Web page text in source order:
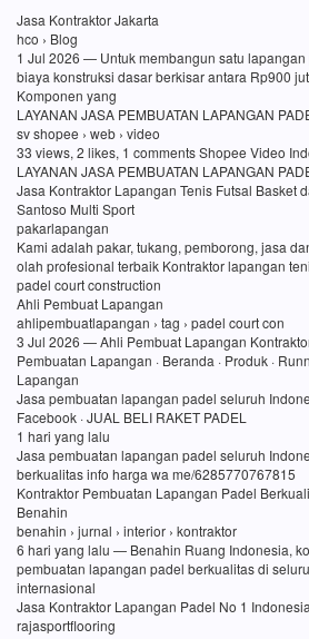
Jasa Kontraktor Jakarta
hco › Blog
1 Jul 2026 — Untuk membangun satu
biaya konstruksi dasar berkisar antara Rp900
Komponen yang
LAYANAN JASA PEMBUATAN LAPANGAN
sv shopee › web › video
33 views, 2 likes, 1 comments Shopee Video
LAYANAN JASA PEMBUATAN LAPANGAN
Jasa Kontraktor Lapangan Tenis Futsal Basket
Santoso Multi Sport
pakarlapangan
Kami adalah pakar, tukang, pemborong, jasa
olah profesional terbaik Kontraktor lapangan
padel court construction
Ahli Pembuat Lapangan
ahlipembuatlapangan › tag › padel court con
3 Jul 2026 — Ahli Pembuat Lapangan
Pembuatan Lapangan · Beranda · Produk ·
Lapangan
Jasa pembuatan lapangan padel seluruh
Facebook · JUAL BELI RAKET PADEL
1 hari yang lalu
Jasa pembuatan lapangan padel seluruh
berkualitas info harga wa me/6285770767815
Kontraktor Pembuatan Lapangan Padel
Benahin
benahin › jurnal › interior › kontraktor
6 hari yang lalu — Benahin Ruang Indonesia,
pembuatan lapangan padel berkualitas di
internasional
Jasa Kontraktor Lapangan Padel No 1
rajasportflooring